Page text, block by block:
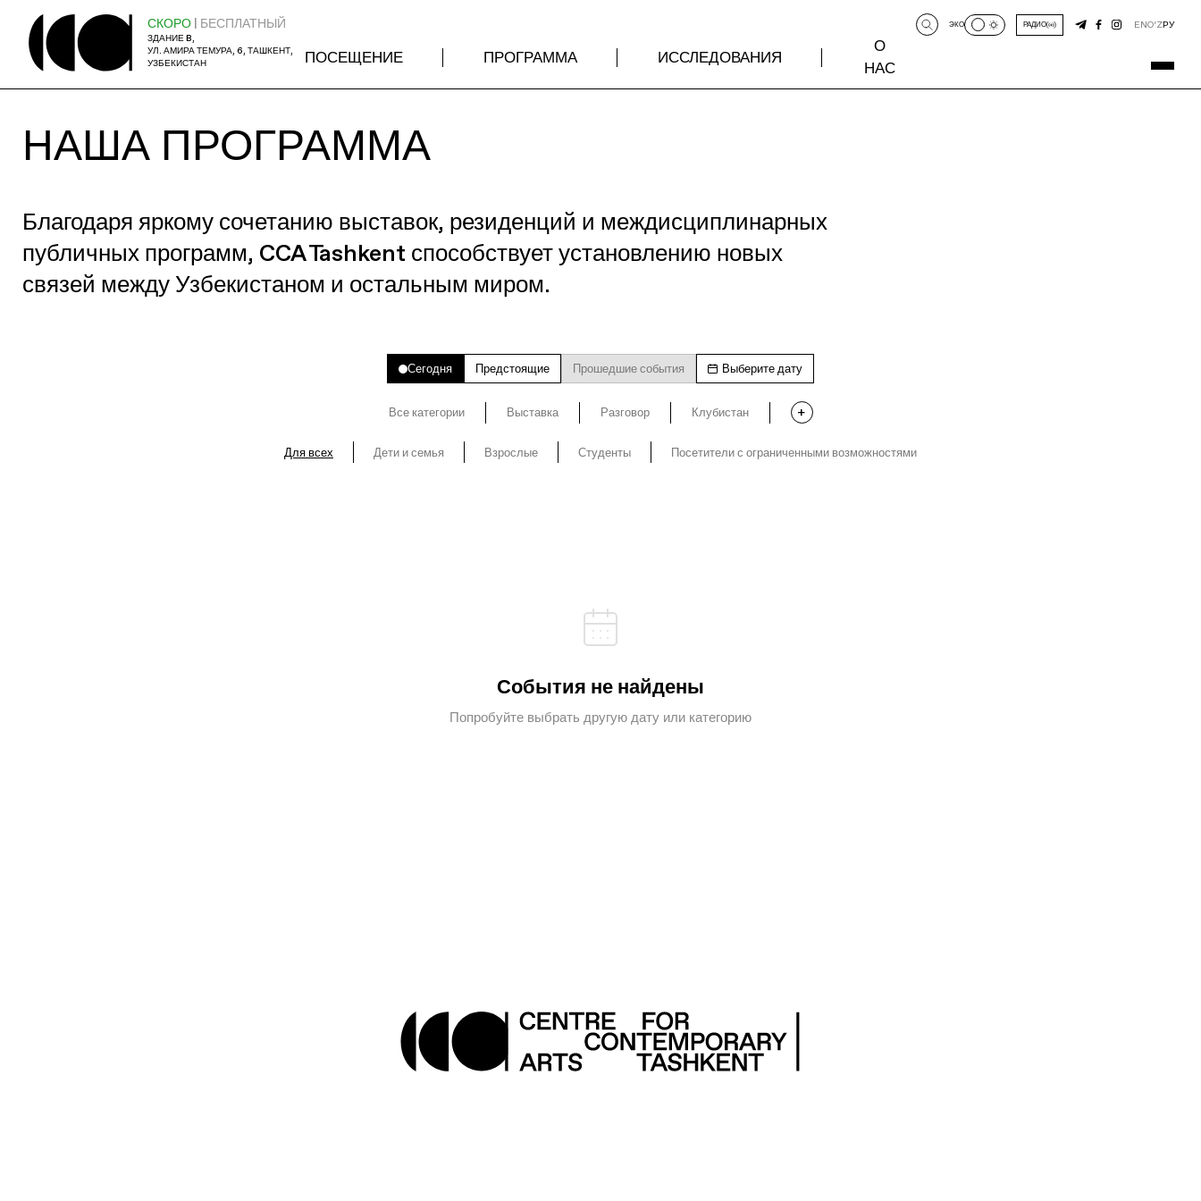
СКОРО | БЕСПЛАТНЫЙ
ЗДАНИЕ B,
УЛ. АМИРА ТЕМУРА, 6, ТАШКЕНТ,
УЗБЕКИСТАН
ПОСЕЩЕНИЕ ПРОГРАММА ИССЛЕДОВАНИЯ
О
НАС
ЭКО РАДИО ENO‘ZРУ
НАША ПРОГРАММА
Благодаря яркому сочетанию выставок, резиденций и междисциплинарных
публичных программ, CCA Tashkent способствует установлению новых
связей между Узбекистаном и остальным миром.
Сегодня Предстоящие Прошедшие события Выберите дату
Все категории Выставка Разговор Клубистан
Для всех Дети и семья Взрослые Студенты Посетители с ограниченными возможностями
События не найдены
Попробуйте выбрать другую дату или категорию